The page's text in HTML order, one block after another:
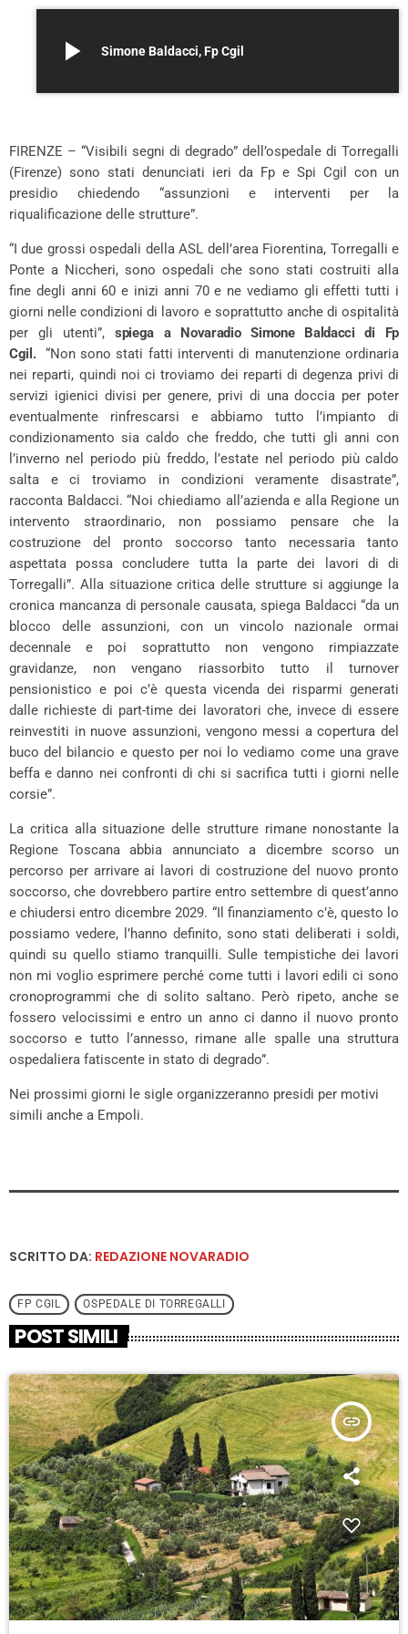
play_arrow Simone Baldacci, Fp Cgil
FIRENZE – “Visibili segni di degrado” dell’ospedale di Torregalli
(Firenze) sono stati denunciati ieri da Fp e Spi Cgil con un
presidio chiedendo “assunzioni e interventi per la
riqualificazione delle strutture”.
“I due grossi ospedali della ASL dell’area Fiorentina, Torregalli e
Ponte a Niccheri, sono ospedali che sono stati costruiti alla
fine degli anni 60 e inizi anni 70 e ne vediamo gli effetti tutti i
giorni nelle condizioni di lavoro e soprattutto anche di ospitalità
per gli utenti”, spiega a Novaradio Simone Baldacci di Fp
Cgil. “Non sono stati fatti interventi di manutenzione ordinaria
nei reparti, quindi noi ci troviamo dei reparti di degenza privi di
servizi igienici divisi per genere, privi di una doccia per poter
eventualmente rinfrescarsi e abbiamo tutto l’impianto di
condizionamento sia caldo che freddo, che tutti gli anni con
l’inverno nel periodo più freddo, l’estate nel periodo più caldo
salta e ci troviamo in condizioni veramente disastrate”,
racconta Baldacci. “Noi chiediamo all’azienda e alla Regione un
intervento straordinario, non possiamo pensare che la
costruzione del pronto soccorso tanto necessaria tanto
aspettata possa concludere tutta la parte dei lavori di di
Torregalli”. Alla situazione critica delle strutture si aggiunge la
cronica mancanza di personale causata, spiega Baldacci “da un
blocco delle assunzioni, con un vincolo nazionale ormai
decennale e poi soprattutto non vengono rimpiazzate
gravidanze, non vengano riassorbito tutto il turnover
pensionistico e poi c’è questa vicenda dei risparmi generati
dalle richieste di part-time dei lavoratori che, invece di essere
reinvestiti in nuove assunzioni, vengono messi a copertura del
buco del bilancio e questo per noi lo vediamo come una grave
beffa e danno nei confronti di chi si sacrifica tutti i giorni nelle
corsie”.
La critica alla situazione delle strutture rimane nonostante la
Regione Toscana abbia annunciato a dicembre scorso un
percorso per arrivare ai lavori di costruzione del nuovo pronto
soccorso, che dovrebbero partire entro settembre di quest’anno
e chiudersi entro dicembre 2029. “Il finanziamento c’è, questo lo
possiamo vedere, l’hanno definito, sono stati deliberati i soldi,
quindi su quello stiamo tranquilli. Sulle tempistiche dei lavori
non mi voglio esprimere perché come tutti i lavori edili ci sono
cronoprogrammi che di solito saltano. Però ripeto, anche se
fossero velocissimi e entro un anno ci danno il nuovo pronto
soccorso e tutto l’annesso, rimane alle spalle una struttura
ospedaliera fatiscente in stato di degrado”.
Nei prossimi giorni le sigle organizzeranno presidi per motivi
simili anche a Empoli.
SCRITTO DA: REDAZIONE NOVARADIO
FP CGIL OSPEDALE DI TORREGALLI
POST SIMILI
insert_link